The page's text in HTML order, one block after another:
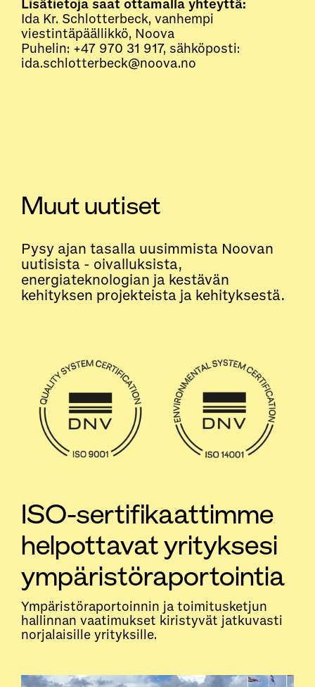
Lisätietoja saat ottamalla yhteyttä:
Ida Kr. Schlotterbeck, vanhempi
viestintäpäällikkö, Noova
Puhelin: +47 970 31 917, sähköposti:
ida.schlotterbeck@noova.no
Muut uutiset
Pysy ajan tasalla uusimmista Noovan
uutisista - oivalluksista,
energiateknologian ja kestävän
kehityksen projekteista ja kehityksestä.
ISO-sertifikaattimme
helpottavat yrityksesi
ympäristöraportointia
Ympäristöraportoinnin ja toimitusketjun
hallinnan vaatimukset kiristyvät jatkuvasti
norjalaisille yrityksille.